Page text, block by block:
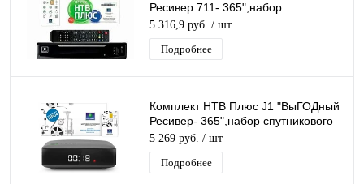
Ресивер 711- 365",набор
спутникового оборудования с
подпиской на 1год
5 316,9 руб. / шт
Подробнее
Комплект НТВ Плюс J1 "ВыГОДный
Ресивер- 365",набор спутникового
тв для просмотра каналов 1 год
5 269 руб. / шт
Подробнее